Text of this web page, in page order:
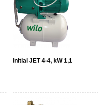
Initial JET 4-4, kW 1,1